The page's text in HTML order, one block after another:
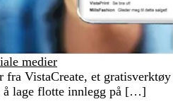
medier
fra VistaCreate, et gratisverktøy
å lage flotte innlegg på […]